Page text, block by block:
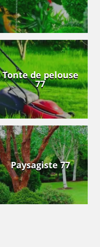
Tonte de pelouse
77
Paysagiste 77